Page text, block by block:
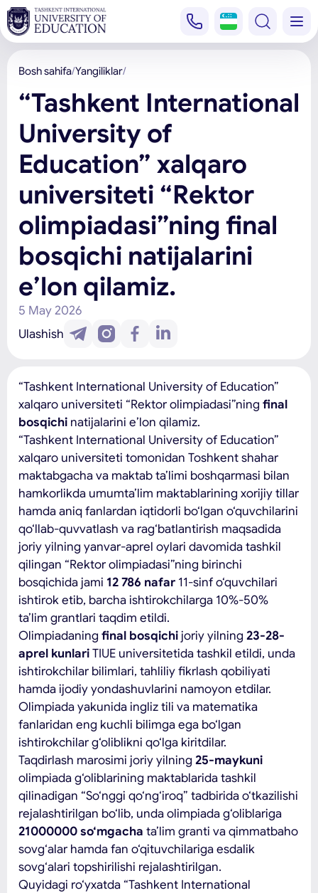
Bosh sahifa Yangiliklar
“Tashkent International
University of
Education” xalqaro
universiteti “Rektor
olimpiadasi”ning final
bosqichi natijalarini
e’lon qilamiz.
5 May 2026
Ulashish
“Tashkent International University of Education”
xalqaro universiteti “Rektor olimpiadasi”ning final
bosqichi natijalarini e’lon qilamiz.
“Tashkent International University of Education”
xalqaro universiteti tomonidan Toshkent shahar
maktabgacha va maktab ta’limi boshqarmasi bilan
hamkorlikda umumta’lim maktablarining xorijiy tillar
hamda aniq fanlardan iqtidorli bo‘lgan o‘quvchilarini
qo‘llab-quvvatlash va rag‘batlantirish maqsadida
joriy yilning yanvar-aprel oylari davomida tashkil
qilingan “Rektor olimpiadasi”ning birinchi
bosqichida jami 12 786 nafar 11-sinf o‘quvchilari
ishtirok etib, barcha ishtirokchilarga 10%-50%
ta’lim grantlari taqdim etildi.
Olimpiadaning final bosqichijoriy yilning 23-28-
aprel kunlariTIUE universitetida tashkil etildi, unda
ishtirokchilar bilimlari, tahliliy fikrlash qobiliyati
hamda ijodiy yondashuvlarini namoyon etdilar.
Olimpiada yakunida ingliz tili va matematika
fanlaridan eng kuchli bilimga ega bo‘lgan
ishtirokchilar g‘oliblikni qo‘lga kiritdilar.
Taqdirlash marosimi joriy yilning 25-maykuni
olimpiada g‘oliblarining maktablarida tashkil
qilinadigan “So‘nggi qo‘ng‘iroq” tadbirida o‘tkazilishi
rejalashtirilgan bo‘lib, unda olimpiada g‘oliblariga
21000000 so‘mgacha ta’lim granti va qimmatbaho
sovg‘alar hamda fan o‘qituvchilariga esdalik
sovg‘alari topshirilishi rejalashtirilgan.
Quyidagi ro‘yxatda “Tashkent International